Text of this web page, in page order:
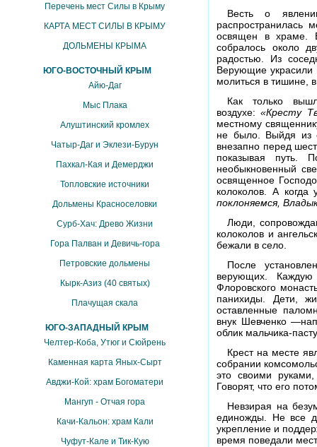
Перечень мест Силы в Крыму
КАРТА МЕСТ СИЛЫ В КРЫМУ
ДОЛЬМЕНЫ КРЫМА
ЮГО-ВОСТОЧНЫЙ КРЫМ
Айю-Даг
Мыс Плака
Алуштинский кромлех
Чатыр-Даг и Эклези-Бурун
Пахкал-Кая и Демерджи
Топловские источники
Дольмены Красноселовки
Сурб-Хач: Древо Жизни
Гора Палван и Девичь-гора
Петровские дольмены
Кырк-Азиз (40 святых)
Плачущая скала
ЮГО-ЗАПАДНЫЙ КРЫМ
Челтер-Коба, Утюг и Сюйрень
Каменная карта Яных-Сырт
Авджи-Кой: храм Богоматери
Мангуп - Отчая гора
Качи-Кальон: храм Кали
Чуфут-Кале и Тик-Кую
Весть о
освящен в храме.
собралось около
радостью. Из
Верующие украсили
молиться в тишине,
Как только
воздухе:«Кресту
местному
не было. Выйдя из
внезапно перед
показывая путь.
необыкновенный
освященное
колоколов. А
поклоняемся,
Люди,
колоколов и
бежали в село.
После
верующих.
Флоровского
панихиды. Дети,
оставленные
внук Шевченко
облик мальчика-
Крест на месте
собрании
это своими
Говорят, что его
Невзирая на
единожды. Не все
укрепление и
время поведали